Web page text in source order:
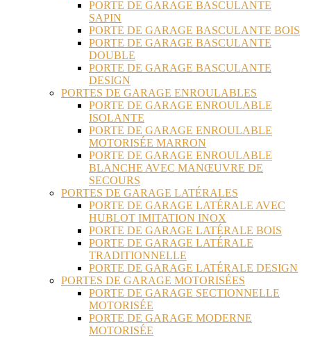
PORTE DE GARAGE BASCULANTE
SAPIN
PORTE DE GARAGE BASCULANTE BOIS
PORTE DE GARAGE BASCULANTE
DOUBLE
PORTE DE GARAGE BASCULANTE
DESIGN
PORTES DE GARAGE ENROULABLES
PORTE DE GARAGE ENROULABLE
ISOLANTE
PORTE DE GARAGE ENROULABLE
MOTORISÉE MARRON
PORTE DE GARAGE ENROULABLE
BLANCHE AVEC MANŒUVRE DE
SECOURS
PORTES DE GARAGE LATÉRALES
PORTE DE GARAGE LATÉRALE AVEC
HUBLOT IMITATION INOX
PORTE DE GARAGE LATÉRALE BOIS
PORTE DE GARAGE LATÉRALE
TRADITIONNELLE
PORTE DE GARAGE LATÉRALE DESIGN
PORTES DE GARAGE MOTORISÉES
PORTE DE GARAGE SECTIONNELLE
MOTORISÉE
PORTE DE GARAGE MODERNE
MOTORISÉE